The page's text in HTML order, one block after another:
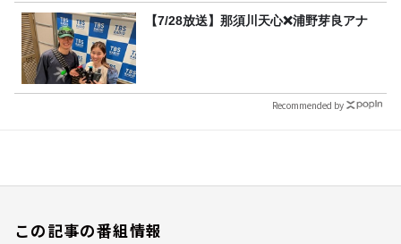
【7/28放送】那須川天心❌浦野芽良アナ
Recommended by
この記事の番組情報